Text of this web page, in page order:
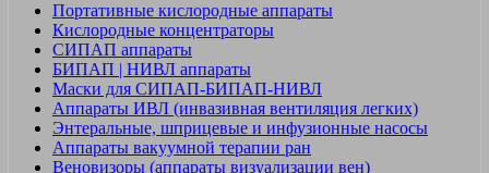
Портативные кислородные аппараты
Кислородные концентраторы
СИПАП аппараты
БИПАП | НИВЛ аппараты
Маски для СИПАП-БИПАП-НИВЛ
Аппараты ИВЛ (инвазивная вентиляция легких)
Энтеральные, шприцевые и инфузионные насосы
Аппараты вакуумной терапии ран
Веновизоры (аппараты визуализации вен)